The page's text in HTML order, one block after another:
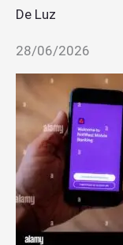
De Luz
28/06/2026